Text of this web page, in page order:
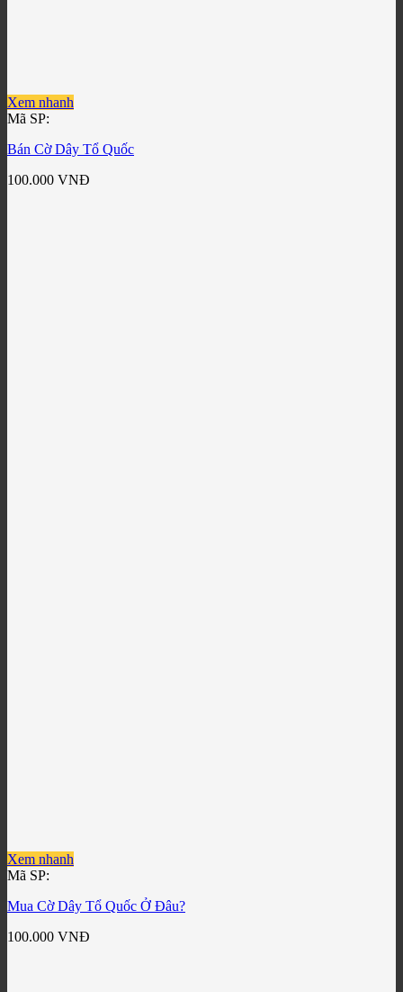
Xem nhanh
Mã SP:
Bán Cờ Dây Tổ Quốc
100.000 VNĐ
Xem nhanh
Mã SP:
Mua Cờ Dây Tổ Quốc Ở Đâu?
100.000 VNĐ